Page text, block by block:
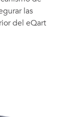
las
del eQart